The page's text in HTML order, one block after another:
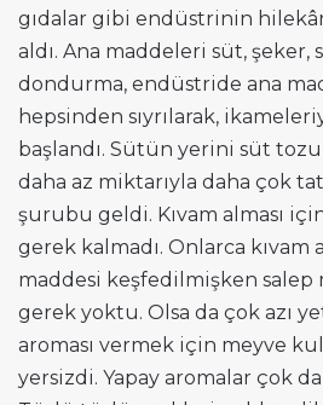
gıdalar gibi endüstrinin
aldı. Ana maddeleri süt, şeker,
dondurma, endüstride ana
hepsinden sıyrılarak,
başlandı. Sütün yerini süt
daha az miktarıyla daha çok
şurubu geldi. Kıvam alması
gerek kalmadı. Onlarca kıvam
maddesi keşfedilmişken salep
gerek yoktu. Olsa da çok azı
aroması vermek için meyve
yersizdi. Yapay aromalar çok